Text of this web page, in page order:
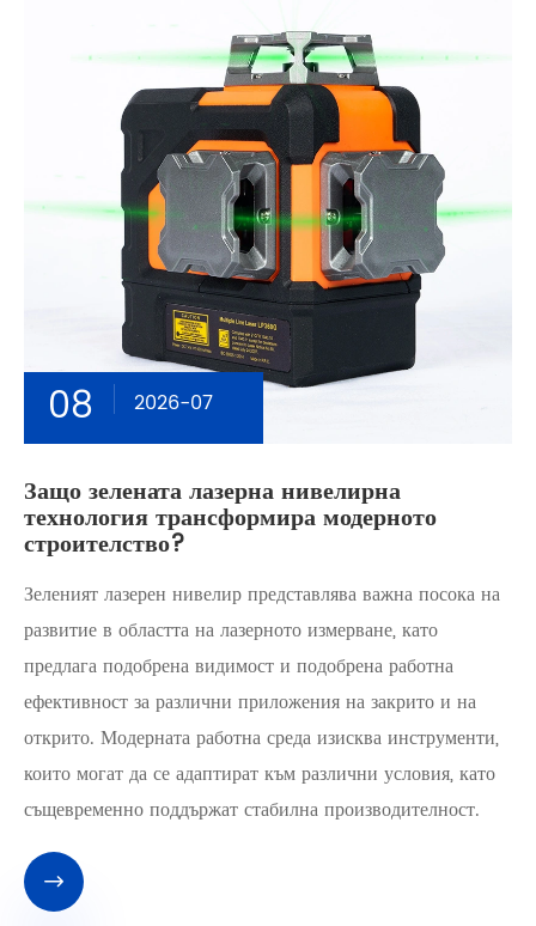
08 2026-07
Защо зелената лазерна нивелирна
технология трансформира модерното
строителство?
Зеленият лазерен нивелир представлява важна посока на
развитие в областта на лазерното измерване, като
предлага подобрена видимост и подобрена работна
ефективност за различни приложения на закрито и на
открито. Модерната работна среда изисква инструменти,
които могат да се адаптират към различни условия, като
същевременно поддържат стабилна производителност.
